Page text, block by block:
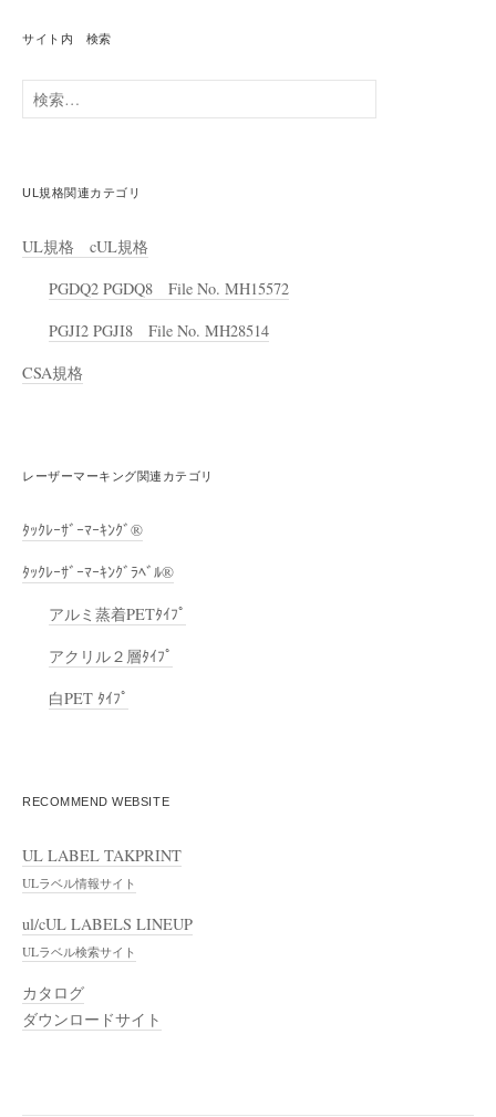
サイト内 検索
検
索:
UL規格関連カテゴリ
UL規格 cUL規格
PGDQ2 PGDQ8 File No. MH15572
PGJI2 PGJI8 File No. MH28514
CSA規格
レーザーマーキング関連カテゴリ
ﾀｯｸﾚｰｻﾞｰﾏｰｷﾝｸﾞ®
ﾀｯｸﾚｰｻﾞｰﾏｰｷﾝｸﾞﾗﾍﾞﾙ®
アルミ蒸着PETﾀｲﾌﾟ
アクリル２層ﾀｲﾌﾟ
白PET ﾀｲﾌﾟ
RECOMMEND WEBSITE
UL LABEL TAKPRINT
ULラベル情報サイト
ul/cUL LABELS LINEUP
ULラベル検索サイト
カタログ
ダウンロードサイト